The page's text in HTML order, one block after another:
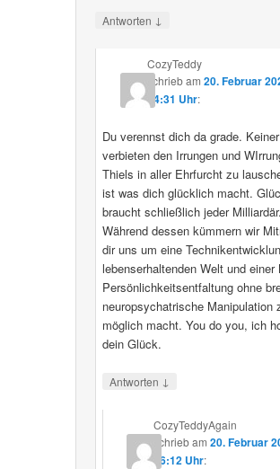
Antworten ↓
CozyTeddy
schriebam 20. Februar
14:31 Uhr:
Du verennst dich da grade.
verbieten den Irrungen und
Thiels in aller Ehrfurcht zu
ist was dich glücklich macht.
braucht schließlich jeder Milliardär.
Während dessen kümmern wir
dir uns um eine
lebenserhaltenden Welt und
Persönlichkeitsentfaltung ohne
neuropsychatrische Manipulation
möglich macht. You do you, ich
dein Glück.
Antworten ↓
CozyTeddyAgain
schriebam20. Februar
16:12 Uhr: